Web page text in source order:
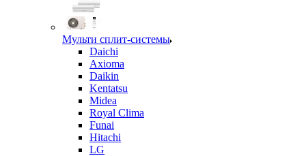
Мульти сплит-системы
Daichi
Axioma
Daikin
Kentatsu
Midea
Royal Clima
Funai
Hitachi
LG